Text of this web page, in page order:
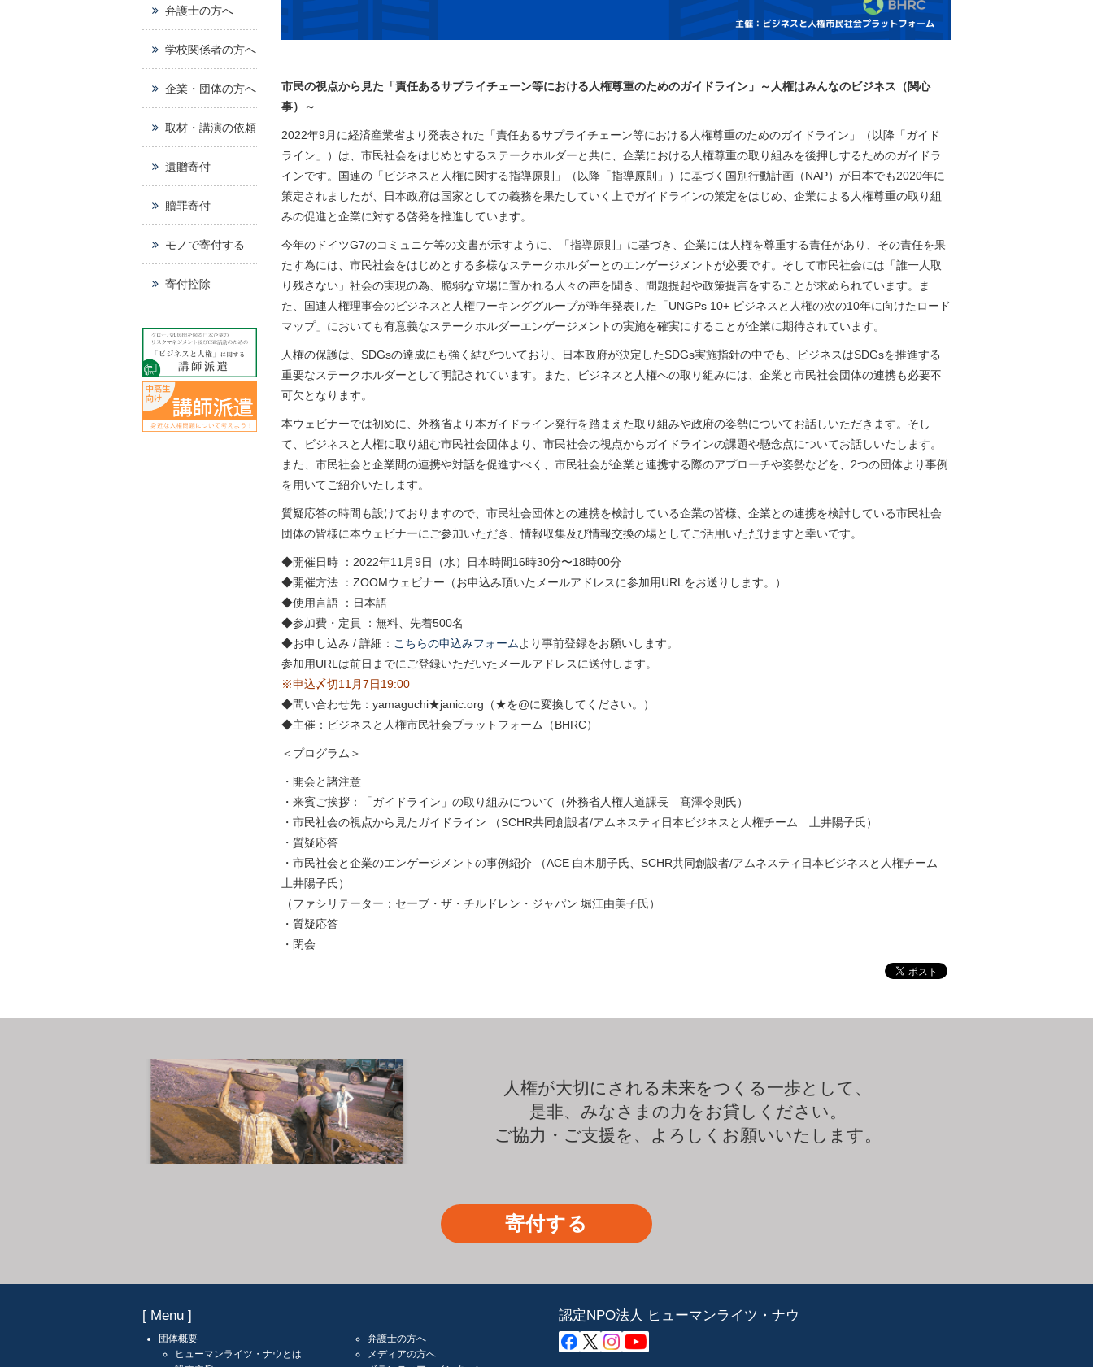
市民の視点から見た「責任あるサプライチェーン等における人権尊重のためのガイドライン」～人権はみんなのビジネス（関心
事）～
2022年9月に経済産業省より発表された「責任あるサプライチェーン等における人権尊重のためのガイドライン」（以降「ガイド
ライン」）は、市民社会をはじめとするステークホルダーと共に、企業における人権尊重の取り組みを後押しするためのガイドラ
インです。国連の「ビジネスと人権に関する指導原則」（以降「指導原則」）に基づく国別行動計画（NAP）が日本でも2020年に
策定されましたが、日本政府は国家としての義務を果たしていく上でガイドラインの策定をはじめ、企業による人権尊重の取り組
みの促進と企業に対する啓発を推進しています。
今年のドイツG7のコミュニケ等の文書が示すように、「指導原則」に基づき、企業には人権を尊重する責任があり、その責任を果
たす為には、市民社会をはじめとする多様なステークホルダーとのエンゲージメントが必要です。そして市民社会には「誰一人取
り残さない」社会の実現の為、脆弱な立場に置かれる人々の声を聞き、問題提起や政策提言をすることが求められています。ま
た、国連人権理事会のビジネスと人権ワーキンググループが昨年発表した「UNGPs 10+ ビジネスと人権の次の10年に向けたロード
マップ」においても有意義なステークホルダーエンゲージメントの実施を確実にすることが企業に期待されています。
人権の保護は、SDGsの達成にも強く結びついており、日本政府が決定したSDGs実施指針の中でも、ビジネスはSDGsを推進する
重要なステークホルダーとして明記されています。また、ビジネスと人権への取り組みには、企業と市民社会団体の連携も必要不
可欠となります。
本ウェビナーでは初めに、外務省より本ガイドライン発行を踏まえた取り組みや政府の姿勢についてお話しいただきます。そし
て、ビジネスと人権に取り組む市民社会団体より、市民社会の視点からガイドラインの課題や懸念点についてお話しいたします。
また、市民社会と企業間の連携や対話を促進すべく、市民社会が企業と連携する際のアプローチや姿勢などを、2つの団体より事例
を用いてご紹介いたします。
質疑応答の時間も設けておりますので、市民社会団体との連携を検討している企業の皆様、企業との連携を検討している市民社会
団体の皆様に本ウェビナーにご参加いただき、情報収集及び情報交換の場としてご活用いただけますと幸いです。
◆開催日時 ：2022年11月9日（水）日本時間16時30分〜18時00分
◆開催方法 ：ZOOMウェビナー（お申込み頂いたメールアドレスに参加用URLをお送りします。）
◆使用言語 ：日本語
◆参加費・定員 ：無料、先着500名
◆お申し込み / 詳細： こちらの申込みフォームより事前登録をお願いします。
参加用URLは前日までにご登録いただいたメールアドレスに送付します。
※申込〆切11月7日19:00
◆問い合わせ先：yamaguchi★janic.org（★を@に変換してください。）
◆主催：ビジネスと人権市民社会プラットフォーム（BHRC）
＜プログラム＞
・開会と諸注意
・来賓ご挨拶：「ガイドライン」の取り組みについて（外務省人権人道課長 髙澤令則氏）
・市民社会の視点から見たガイドライン （SCHR共同創設者/アムネスティ日本ビジネスと人権チーム 土井陽子氏）
・質疑応答
・市民社会と企業のエンゲージメントの事例紹介 （ACE 白木朋子氏、SCHR共同創設者/アムネスティ日本ビジネスと人権チーム
土井陽子氏）
（ファシリテーター：セーブ・ザ・チルドレン・ジャパン 堀江由美子氏）
・質疑応答
・閉会
弁護士の方へ
学校関係者の方へ
企業・団体の方へ
取材・講演の依頼
遺贈寄付
贖罪寄付
モノで寄付する
寄付控除
人権が大切にされる未来をつくる一歩として、
是非、みなさまの力をお貸しください。
ご協力・ご支援を、よろしくお願いいたします。
寄付する
[ Menu ]
団体概要
ヒューマンライツ・ナウとは
弁護士の方へ
メディアの方へ
認定NPO法人 ヒューマンライツ・ナウ